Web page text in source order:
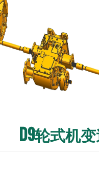
D9轮式机